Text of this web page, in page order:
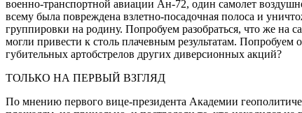
военно-транспортной авиации Ан-72, один самолет
всему была повреждена взлетно-посадочная полоса и
группировки на родину. Попробуем разобраться, что же
могли привести к столь плачевным результатам.
губительных артобстрелов других диверсионных акций?
ТОЛЬКО НА ПЕРВЫЙ ВЗГЛЯД
По мнению первого вице-президента Академии